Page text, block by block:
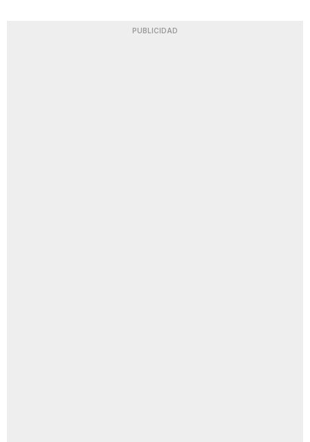
PUBLICIDAD